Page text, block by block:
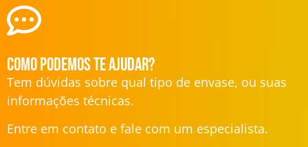
Como podemos te ajudar?
Tem dúvidas sobre qual tipo de envase, ou suas
informações técnicas.
Entre em contato e fale com um especialista.